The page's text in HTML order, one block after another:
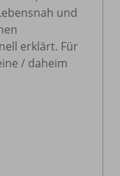
und
erklärt. Für
/ daheim